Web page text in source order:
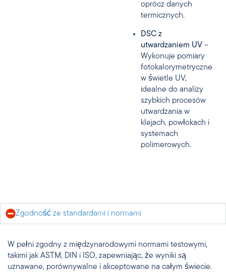
oprócz danych
termicznych.
DSC z
utwardzaniem UV –
Wykonuje pomiary
fotokalorymetryczne
w świetle UV,
idealne do analizy
szybkich procesów
utwardzania w
klejach, powłokach i
systemach
polimerowych.
Zgodność ze standardami i normami
W pełni zgodny z międzynarodowymi normami testowymi,
takimi jak ASTM, DIN i ISO, zapewniając, że wyniki są
uznawane, porównywalne i akceptowane na całym świecie.